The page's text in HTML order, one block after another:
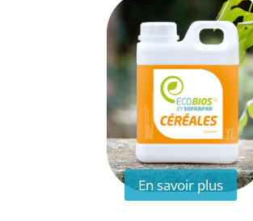
En savoir plus